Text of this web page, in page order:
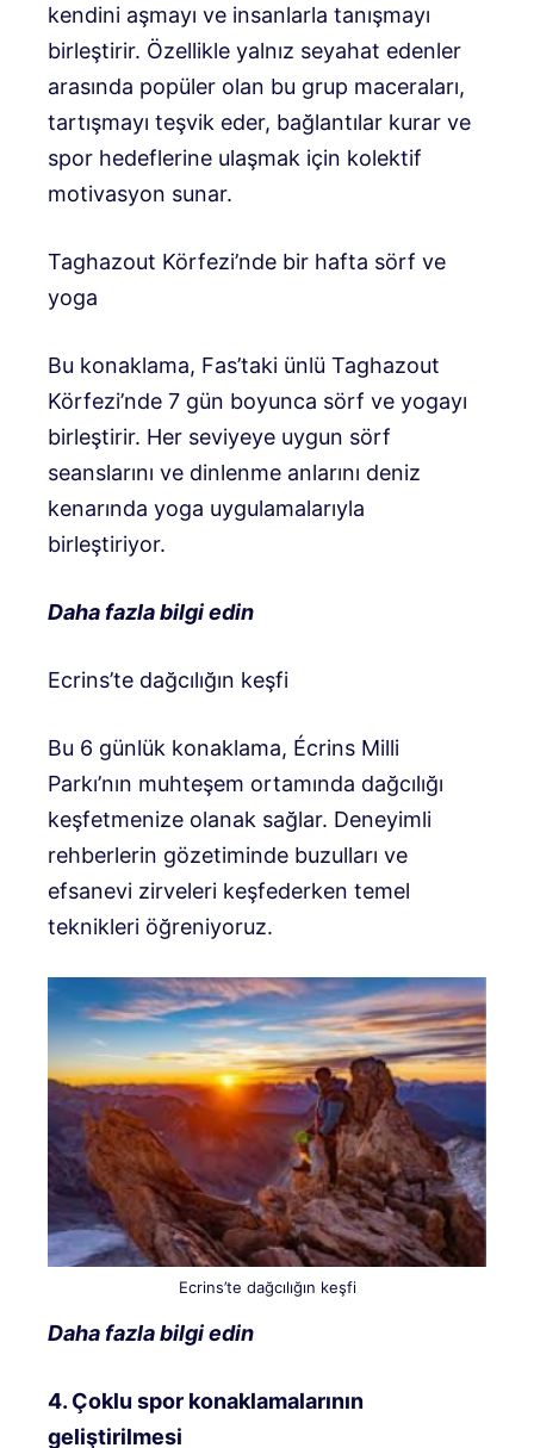
kendini aşmayı ve insanlarla tanışmayı
birleştirir. Özellikle yalnız seyahat edenler
arasında popüler olan bu grup maceraları,
tartışmayı teşvik eder, bağlantılar kurar ve
spor hedeflerine ulaşmak için kolektif
motivasyon sunar.
Taghazout Körfezi’nde bir hafta sörf ve
yoga
Bu konaklama, Fas’taki ünlü Taghazout
Körfezi’nde 7 gün boyunca sörf ve yogayı
birleştirir. Her seviyeye uygun sörf
seanslarını ve dinlenme anlarını deniz
kenarında yoga uygulamalarıyla
birleştiriyor.
Daha fazla bilgi edin
Ecrins’te dağcılığın keşfi
Bu 6 günlük konaklama, Écrins Milli
Parkı’nın muhteşem ortamında dağcılığı
keşfetmenize olanak sağlar. Deneyimli
rehberlerin gözetiminde buzulları ve
efsanevi zirveleri keşfederken temel
teknikleri öğreniyoruz.
Ecrins’te dağcılığın keşfi
Daha fazla bilgi edin
4. Çoklu spor konaklamalarının
geliştirilmesi